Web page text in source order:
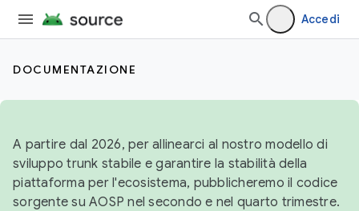
Accedi
DOCUMENTAZIONE
A partire dal 2026, per allinearci al nostro modello di
sviluppo trunk stabile e garantire la stabilità della
piattaforma per l'ecosistema, pubblicheremo il codice
sorgente su AOSP nel secondo e nel quarto trimestre.